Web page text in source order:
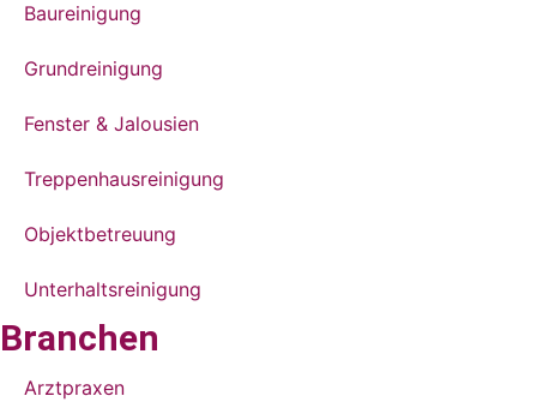
Baureinigung
Grundreinigung
Fenster & Jalousien
Treppenhaus­reinigung
Objektbetreuung
Unterhalts­reinigung
Branchen
Arztpraxen